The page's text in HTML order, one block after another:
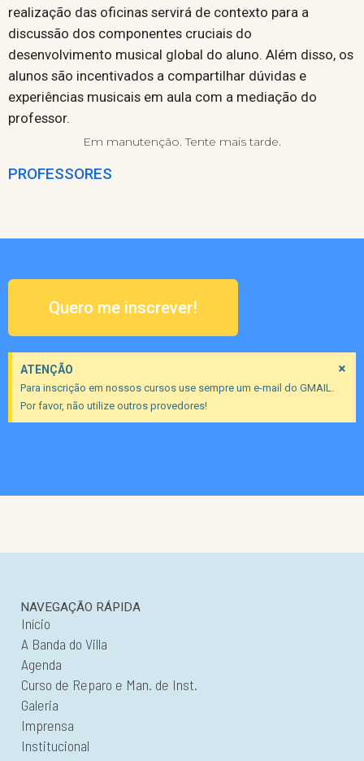
realização das oficinas servirá de contexto para a
discussão dos componentes cruciais do
desenvolvimento musical global do aluno. Além disso, os
alunos são incentivados a compartilhar dúvidas e
experiências musicais em aula com a mediação do
professor.
PROFESSORES
Em manutenção. Tente mais tarde.
Quero me inscrever!
ATENÇÃO
Para inscrição em nossos cursos use sempre um e-mail do GMAIL.
Por favor, não utilize outros provedores!
×
NAVEGAÇÃO RÁPIDA
Início
A Banda do Villa
Agenda
Curso de Reparo e Man. de Inst.
Galeria
Imprensa
Institucional